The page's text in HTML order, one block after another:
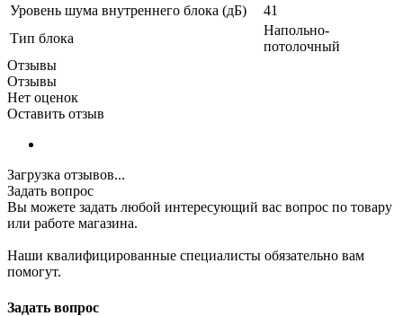
Уровень шума внутреннего блока (дБ)
41
Тип блока
Напольно-
потолочный
Отзывы
Отзывы
Нет оценок
Оставить отзыв
Загрузка отзывов...
Задать вопрос
Вы можете задать любой интересующий вас вопрос по товару
или работе магазина.
Наши квалифицированные специалисты обязательно вам
помогут.
Задать вопрос